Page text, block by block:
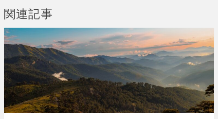
関連記事